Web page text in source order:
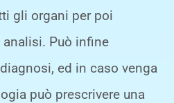
gli organi per poi
analisi. Può infine
ed in caso venga
può prescrivere una